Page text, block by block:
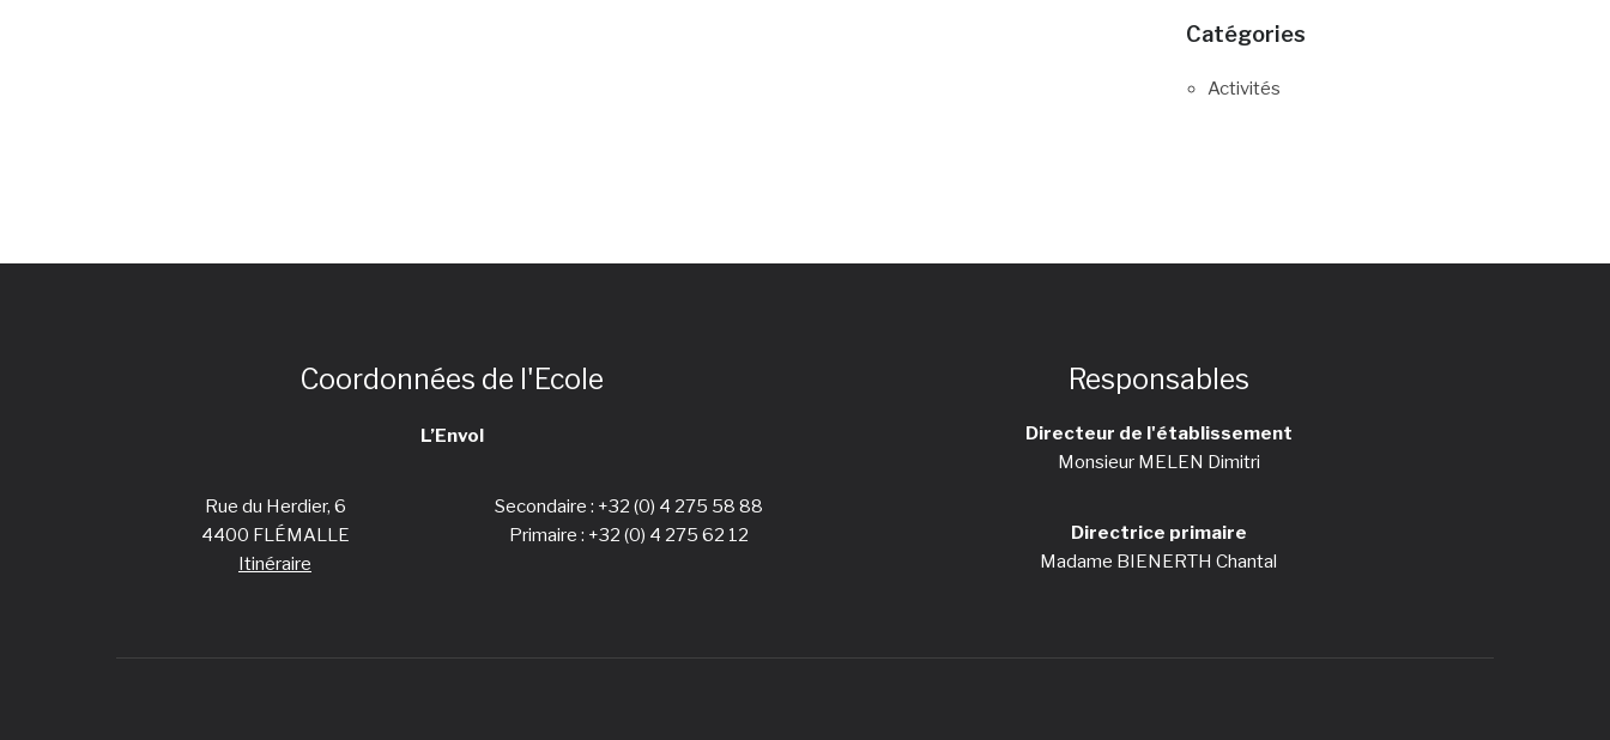
Catégories
Activités
Coordonnées de l'Ecole
L’Envol
Rue du Herdier, 6
4400 FLÉMALLE
Itinéraire
Secondaire : +32 (0) 4 275 58 88
Primaire : +32 (0) 4 275 62 12
Responsables
Directeur de l'établissement
Monsieur MELEN Dimitri
Directrice primaire
Madame BIENERTH Chantal